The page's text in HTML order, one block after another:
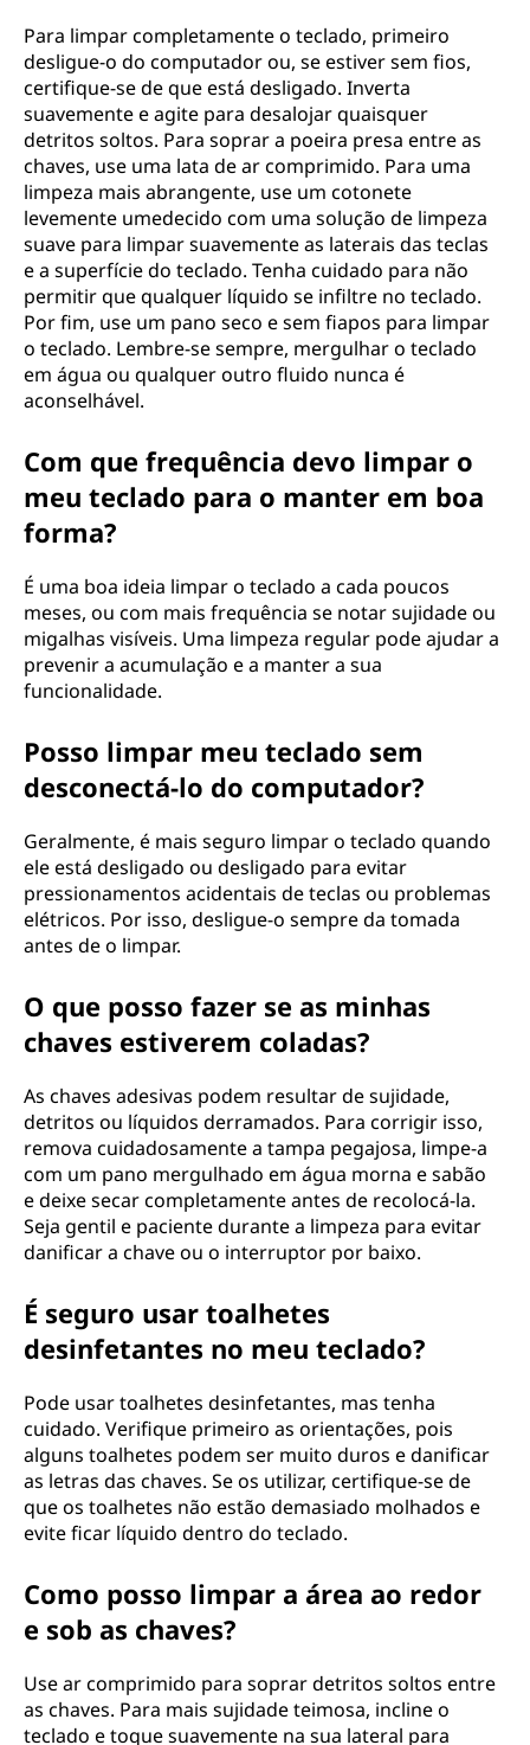
Para limpar completamente o teclado, primeiro
desligue-o do computador ou, se estiver sem fios,
certifique-se de que está desligado. Inverta
suavemente e agite para desalojar quaisquer
detritos soltos. Para soprar a poeira presa entre as
chaves, use uma lata de ar comprimido. Para uma
limpeza mais abrangente, use um cotonete
levemente umedecido com uma solução de limpeza
suave para limpar suavemente as laterais das teclas
e a superfície do teclado. Tenha cuidado para não
permitir que qualquer líquido se infiltre no teclado.
Por fim, use um pano seco e sem fiapos para limpar
o teclado. Lembre-se sempre, mergulhar o teclado
em água ou qualquer outro fluido nunca é
aconselhável.
Com que frequência devo limpar o
meu teclado para o manter em boa
forma?
É uma boa ideia limpar o teclado a cada poucos
meses, ou com mais frequência se notar sujidade ou
migalhas visíveis. Uma limpeza regular pode ajudar a
prevenir a acumulação e a manter a sua
funcionalidade.
Posso limpar meu teclado sem
desconectá-lo do computador?
Geralmente, é mais seguro limpar o teclado quando
ele está desligado ou desligado para evitar
pressionamentos acidentais de teclas ou problemas
elétricos. Por isso, desligue-o sempre da tomada
antes de o limpar.
O que posso fazer se as minhas
chaves estiverem coladas?
As chaves adesivas podem resultar de sujidade,
detritos ou líquidos derramados. Para corrigir isso,
remova cuidadosamente a tampa pegajosa, limpe-a
com um pano mergulhado em água morna e sabão
e deixe secar completamente antes de recolocá-la.
Seja gentil e paciente durante a limpeza para evitar
danificar a chave ou o interruptor por baixo.
É seguro usar toalhetes
desinfetantes no meu teclado?
Pode usar toalhetes desinfetantes, mas tenha
cuidado. Verifique primeiro as orientações, pois
alguns toalhetes podem ser muito duros e danificar
as letras das chaves. Se os utilizar, certifique-se de
que os toalhetes não estão demasiado molhados e
evite ficar líquido dentro do teclado.
Como posso limpar a área ao redor
e sob as chaves?
Use ar comprimido para soprar detritos soltos entre
as chaves. Para mais sujidade teimosa, incline o
teclado e toque suavemente na sua lateral para